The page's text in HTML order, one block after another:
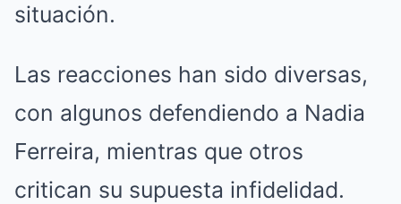
situación.
Las reacciones han sido diversas,
con algunos defendiendo a Nadia
Ferreira, mientras que otros
critican su supuesta infidelidad.